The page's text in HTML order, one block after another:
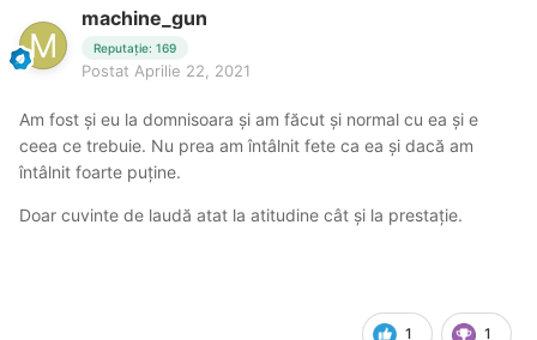
machine_gun
Reputație: 169
Postat Aprilie 22, 2021
Am fost și eu la domnisoara și am făcut și normal cu ea și e
ceea ce trebuie. Nu prea am întâlnit fete ca ea și dacă am
întâlnit foarte puține.
Doar cuvinte de laudă atat la atitudine cât și la prestație.
1 1